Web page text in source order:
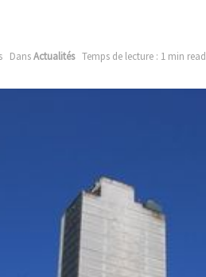
DansActualités Temps de lecture : 1 min read